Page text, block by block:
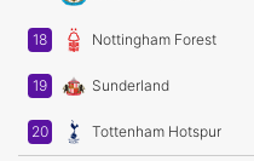
18 Nottingham Forest
19 Sunderland
20 Tottenham Hotspur